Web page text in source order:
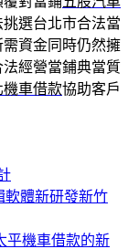
選台北市合法當
資金同時仍然擁
法經營當鋪典當質
機車借款協助客戶
軟體新研發新竹
平機車借款的新